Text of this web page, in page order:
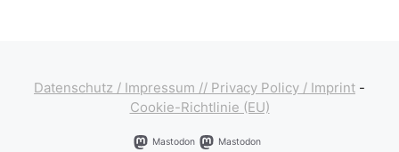
Datenschutz / Impressum // Privacy Policy / Imprint -
Cookie-Richtlinie (EU)
Mastodon Mastodon